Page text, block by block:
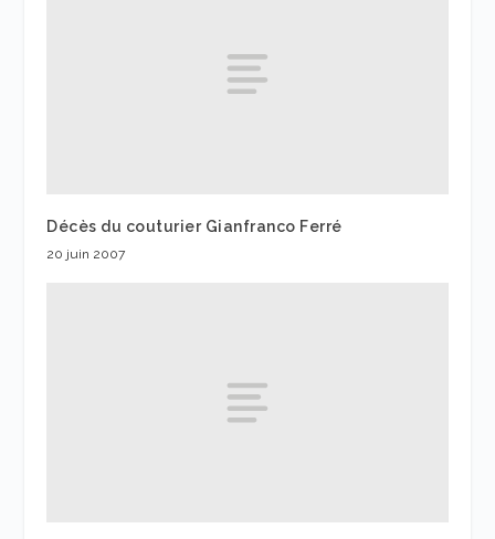
Décès du couturier Gianfranco Ferré
20 juin 2007